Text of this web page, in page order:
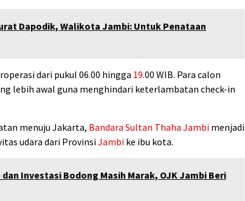
Dapodik, Walikota Jambi: Untuk Penataan
dari pukul 06.00 hingga 19.00 WIB. Para calon
lebih awal guna menghindari keterlambatan check-in
menuju Jakarta, Bandara Sultan Thaha Jambi menjadi
udara dari ProvinsiJambi ke ibu kota.
Investasi Bodong Masih Marak, OJK Jambi Beri